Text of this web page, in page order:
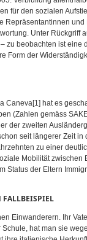
für den sozialen
Repräsentantinnen
Unter Rückgriff
zu beobachten ist eine
Form der
Caneva[1] hat es
(Zahlen gemäss
der zweiten
seit längerer Zeit
zu einer
Mobilität
Status der Eltern
FALLBEISPIEL
Einwanderern. Ihr
hat man sie